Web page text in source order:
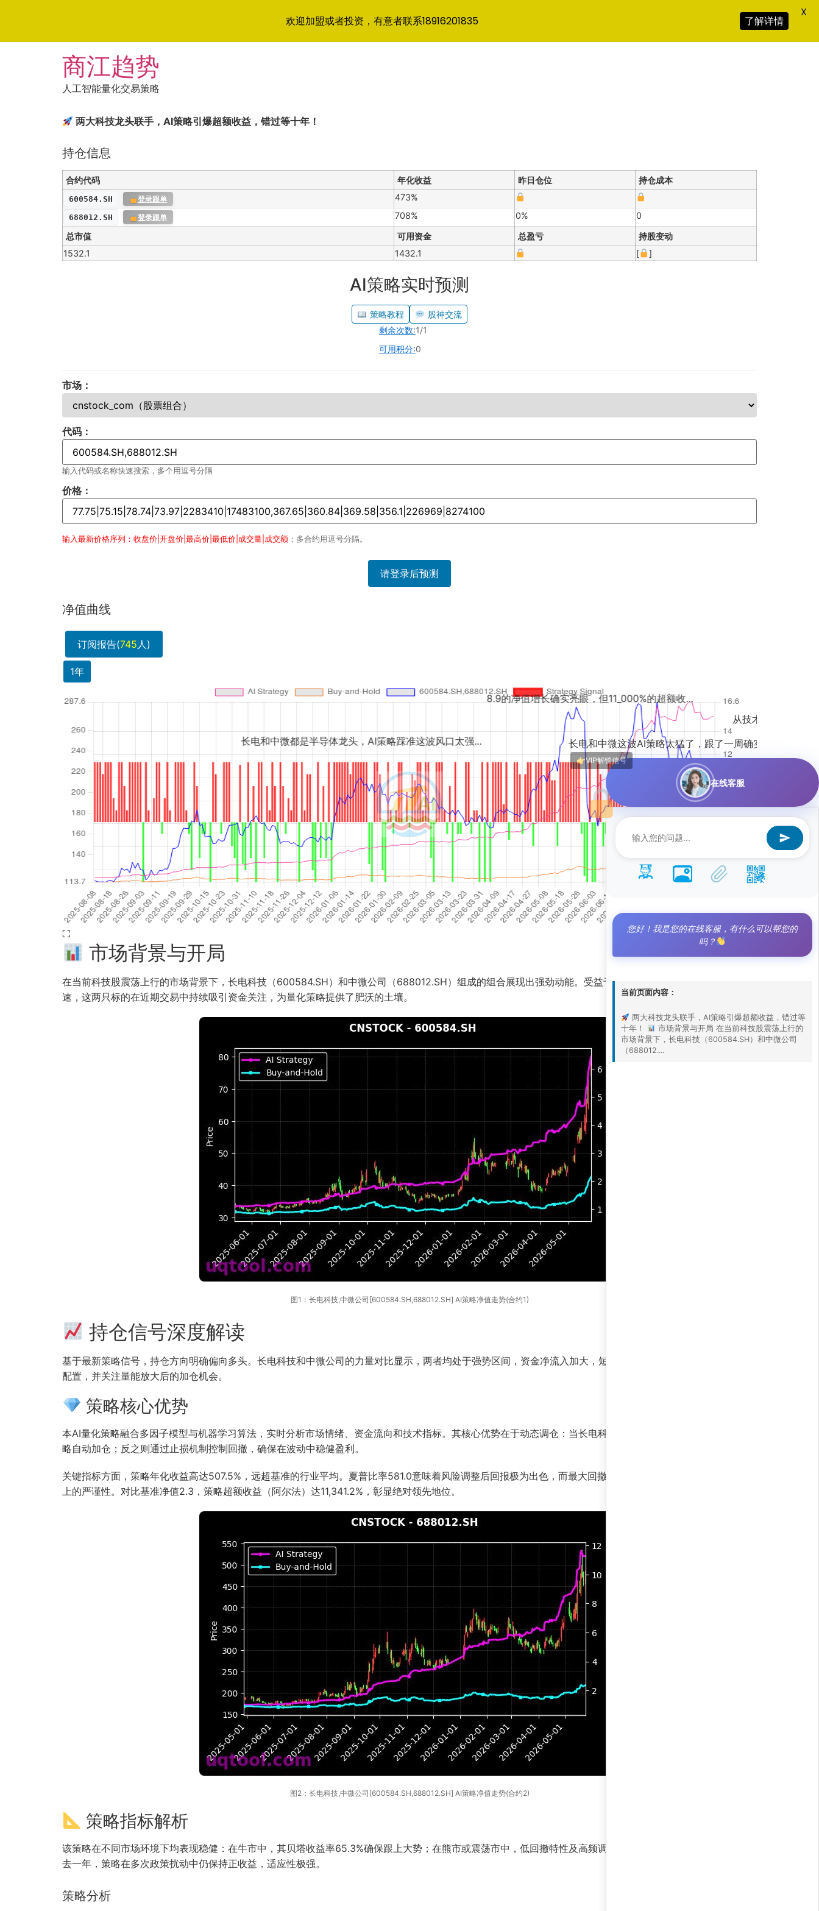
商江趋势
人工智能量化交易策略
两大科技龙头联手，AI策略引爆超额收益，错过等十年！
持仓信息
合约代码 年化收益 昨日仓位 持仓成本
600584.SH 登录跟单 473%
688012.SH 登录跟单 708% 0%
0
总市值
可用资金 总盈亏
持股变动
1532.1
1432.1 [ ]
AI策略实时预测
策略教程
股神交流
剩余次数:1/1
可用积分:0
市场：
代码：
输入代码或名称快速搜索，多个用逗号分隔
价格：
输入最新价格序列：收盘价|开盘价|最高价|最低价|成交量|成交额 ；多合约用逗号分隔。
请登录后预测
净值曲线
订阅报告(745人)
1年
⛶
8.9的净值增长确实亮眼，但11_000%的超额收...
长电和中微这波AI策略太猛了，跟了一周确实稳！虽然...
长电和中微都是半导体龙头，AI策略踩准这波风口太强...
从技术面看，长电最近量价配合不错
市场背景与开局
在当前科技股震荡上行的市场背景下，长电科技（600584.SH）和中微公司（688012.SH）组成的组合展现出强劲动能。受益于半导体产业链复苏和国产替代加
速，这两只标的在近期交易中持续吸引资金关注，为量化策略提供了肥沃的土壤。
图1：长电科技,中微公司[600584.SH,688012.SH] AI策略净值走势(合约1)
持仓信号深度解读
基于最新策略信号，持仓方向明确偏向多头。长电科技和中微公司的力量对比显示，两者均处于强势区间，资金净流入加大，短期无转弱迹象。策略建议维持当前
配置，并关注量能放大后的加仓机会。
策略核心优势
本AI量化策略融合多因子模型与机器学习算法，实时分析市场情绪、资金流向和技术指标。其核心优势在于动态调仓：当长电科技和中微公司出现动量共振时，策
略自动加仓；反之则通过止损机制控制回撤，确保在波动中稳健盈利。
关键指标方面，策略年化收益高达507.5%，远超基准的行业平均。夏普比率581.0意味着风险调整后回报极为出色，而最大回撤仅5.4%，证明策略在控制下行风险
上的严谨性。对比基准净值2.3，策略超额收益（阿尔法）达11,341.2%，彰显绝对领先地位。
图2：长电科技,中微公司[600584.SH,688012.SH] AI策略净值走势(合约2)
策略指标解析
该策略在不同市场环境下均表现稳健：在牛市中，其贝塔收益率65.3%确保跟上大势；在熊市或震荡市中，低回撤特性及高频调仓机制有效规避了系统性风险。过
去一年，策略在多次政策扰动中仍保持正收益，适应性极强。
策略分析
欢迎加盟或者投资，有意者联系18916201835 了解详情
X
在线客服
您好！我是您的在线客服，有什么可以帮您的
吗？
当前页面内容：
两大科技龙头联手，AI策略引爆超额收益，错过等
十年！
市场背景与开局 在当前科技股震荡上行的
市场背景下，长电科技（600584.SH）和中微公司
（688012....